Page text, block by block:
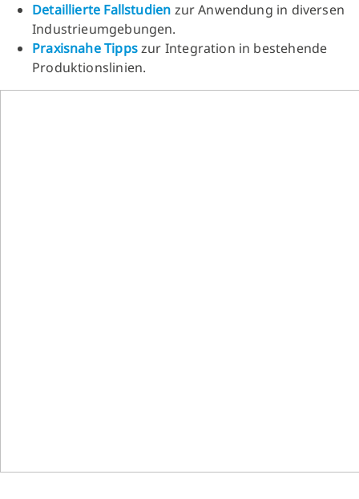
Detaillierte Fallstudien zur Anwendung in diversen
Industrieumgebungen.
Praxisnahe Tippszur Integration in bestehende
Produktionslinien.